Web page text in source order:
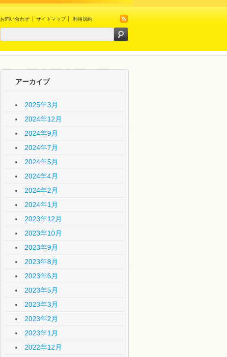
お問い合わせ サイトマップ 利用規約
アーカイブ
2025年3月
2024年12月
2024年9月
2024年7月
2024年5月
2024年4月
2024年2月
2024年1月
2023年12月
2023年10月
2023年9月
2023年8月
2023年6月
2023年5月
2023年3月
2023年2月
2023年1月
2022年12月